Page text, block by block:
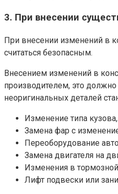
3. При внесении
При внесении изменений в
считаться безопасным.
Внесением изменений в
производителем, это
неоригинальных деталей
Изменение типа
Замена фар с
Переоборудование
Замена двигателя на
Изменения в
Лифт подвески или